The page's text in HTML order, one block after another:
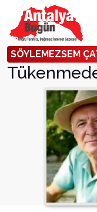
SÖYLEMEZSEM
Arama Yap!